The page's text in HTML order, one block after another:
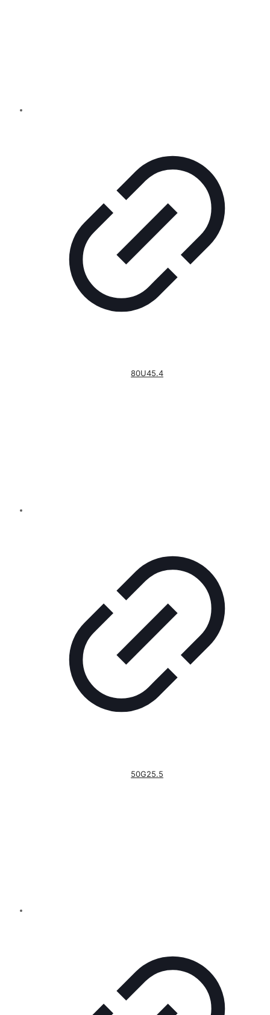
80U45.4
50G25.5